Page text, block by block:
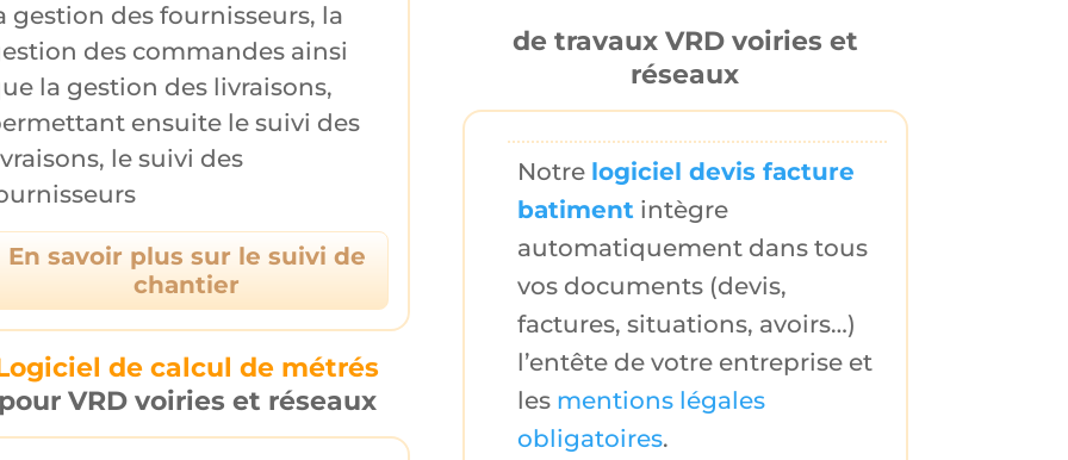
gestion des fournisseurs, la
des commandesainsi
la gestion des livraisons,
ensuite le suivi des
, le suivi des
En savoir plus sur le suivi de
chantier
de calcul de métrés
pour VRD voiries et réseaux
de travaux VRD voiries et
réseaux
Notre logiciel devis facture
batimentintègre
automatiquement dans tous
vos documents (devis,
factures, situations, avoirs…)
l’entête de votre entrepriseet
les mentions légales
obligatoires.